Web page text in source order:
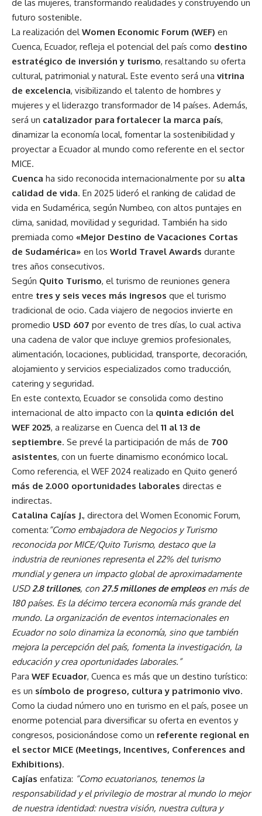
de las mujeres, transformando realidades y construyendo un
futuro sostenible.
La realización del Women Economic Forum (WEF) en
Cuenca, Ecuador, refleja el potencial del país como destino
estratégico de inversión y turismo, resaltando su oferta
cultural, patrimonial y natural. Este evento será una vitrina
de excelencia, visibilizando el talento de hombres y
mujeres y el liderazgo transformador de 14 países. Además,
será un catalizador para fortalecer la marca país,
dinamizar la economía local, fomentar la sostenibilidad y
proyectar a Ecuador al mundo como referente en el sector
MICE.
Cuenca ha sido reconocida internacionalmente por su alta
calidad de vida. En 2025 lideró el ranking de calidad de
vida en Sudamérica, según Numbeo, con altos puntajes en
clima, sanidad, movilidad y seguridad. También ha sido
premiada como «Mejor Destino de Vacaciones Cortas
de Sudamérica» en los World Travel Awards durante
tres años consecutivos.
Según Quito Turismo, el turismo de reuniones genera
entre tres y seis veces más ingresos que el turismo
tradicional de ocio. Cada viajero de negocios invierte en
promedio USD 607 por evento de tres días, lo cual activa
una cadena de valor que incluye gremios profesionales,
alimentación, locaciones, publicidad, transporte, decoración,
alojamiento y servicios especializados como traducción,
catering y seguridad.
En este contexto, Ecuador se consolida como destino
internacional de alto impacto con la quinta edición del
WEF 2025, a realizarse en Cuenca del 11 al 13 de
septiembre. Se prevé la participación de más de 700
asistentes, con un fuerte dinamismo económico local.
Como referencia, el WEF 2024 realizado en Quito generó
más de 2.000 oportunidades laborales directas e
indirectas.
Catalina Cajías J., directora del Women Economic Forum,
comenta: “Como embajadora de Negocios y Turismo
reconocida por MICE/Quito Turismo, destaco que la
industria de reuniones representa el 22% del turismo
mundial y genera un impacto global de aproximadamente
USD 2.8 trillones, con 27.5 millones de empleosen más de
180 países. Es la décimo tercera economía más grande del
mundo. La organización de eventos internacionales en
Ecuador no solo dinamiza la economía, sino que también
mejora la percepción del país, fomenta la investigación, la
educación y crea oportunidades laborales.”
Para WEF Ecuador, Cuenca es más que un destino turístico:
es un símbolo de progreso, cultura y patrimonio vivo.
Como la ciudad número uno en turismo en el país, posee un
enorme potencial para diversificar su oferta en eventos y
congresos, posicionándose como un referente regional en
el sector MICE (Meetings, Incentives, Conferences and
Exhibitions).
Cajías enfatiza: “Como ecuatorianos, tenemos la
responsabilidad y el privilegio de mostrar al mundo lo mejor
de nuestra identidad: nuestra visión, nuestra cultura y